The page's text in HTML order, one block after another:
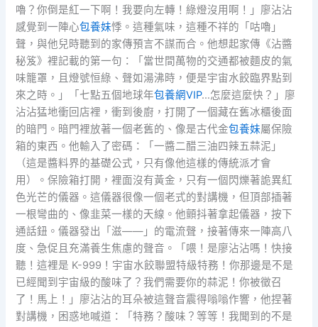
嚕？你倒是紅一下啊！我要向左轉！綠燈沒用啊！」廖沾沾
感覺到一陣心包養妹悸。這種氣味，這種不祥的「咕嚕」
聲，與他兒時聽到的家傳預言不謀而合。他想起家傳《沾醬
秘笈》裡記載的第一句：「當世間萬物的交通都被麵皮的氣
味籠罩，且燈號恒綠、聲如湯沸時，便是宇宙水餃臨界點到
來之時。」「七點五個地球年包養網VIP…怎麼這麼快？」廖
沾沾猛地衝回店裡，衝到後廚，打開了一個藏在舊冰櫃後面
的暗門。暗門裡放著一個老舊的、像是古代金包養妹屬保險
箱的東西。他輸入了密碼：「一醬二醋三油四辣五蒜泥」
（這是醬料界的基礎公式，只有像他這樣的傳統派才會
用）。保險箱打開，裡面沒有黃金，只有一個閃爍著詭異紅
色光芒的儀器。這儀器很像一個老式的對講機，但頂部插著
一根彎曲的、像韭菜一樣的天線。他顫抖著拿起儀器，按下
通話鈕。儀器發出「滋——」的電流聲，接著傳來一陣高八
度、急促且充滿養生焦慮的聲音。「喂！是廖沾沾嗎！快接
聽！這裡是 K-999！宇宙水餃聯盟特級特務！你那邊是不是
已經聞到宇宙級的酸味了？我們需要你的蒜泥！你被徵召
了！馬上！」廖沾沾的耳朵被這聲音震得嗡嗡作響，他捏著
對講機，困惑地喊道：「特務？酸味？等等！我聞到的不是